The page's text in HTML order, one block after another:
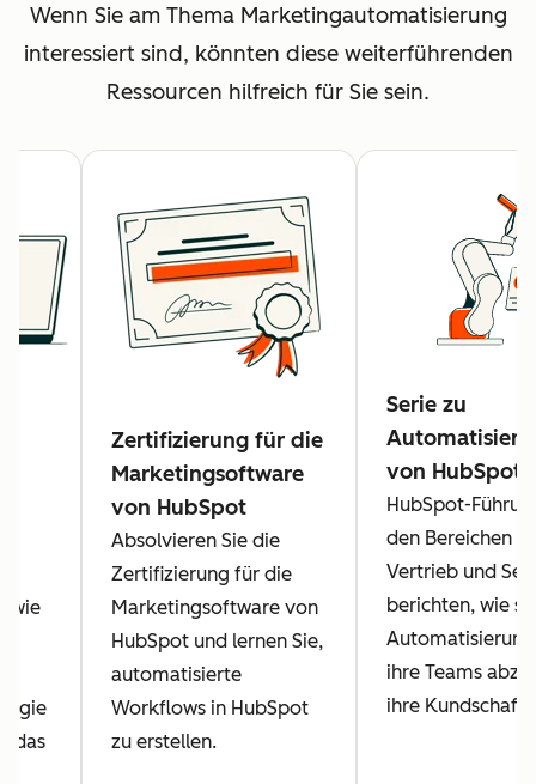
Wenn Sie am Thema Marketingautomatisierung
interessiert sind, könnten diese weiterführenden
Ressourcen hilfreich für Sie sein.
wie
das
Zertifizierung für die
Marketingsoftware
von HubSpot
Absolvieren Sie die
Zertifizierung für die
Marketingsoftware von
HubSpot und lernen Sie,
automatisierte
Workflows in HubSpot
zu erstellen.
Serie zu
von HubSpot
HubSpot-
den Bereichen
Vertrieb und
berichten, wie
ihre Teams
ihre Kundschaft